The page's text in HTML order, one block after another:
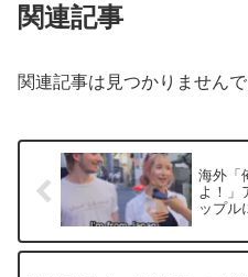
関連記事
関連記事は見つかりませんで
海外「
よ！」
ップル